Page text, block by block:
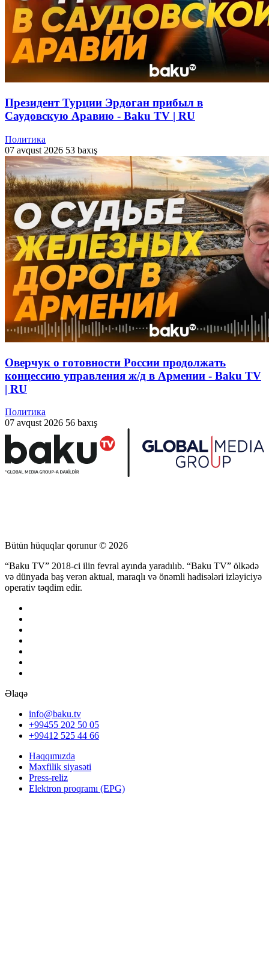
Президент Турции Эрдоган прибыл в
Саудовскую Аравию - Baku TV | RU
Политика
07 avqust 2026 53 baxış
Оверчук о готовности России продолжать
концессию управления ж/д в Армении - Baku TV
| RU
Политика
07 avqust 2026 56 baxış
Bütün hüquqlar qorunur © 2026
“Baku TV” 2018-ci ilin fevral ayında yaradılıb. “Baku TV” ölkədə
və dünyada baş verən aktual, maraqlı və önəmli hadisələri izləyiciyə
operativ təqdim edir.
Əlaqə
info@baku.tv
+99455 202 50 05
+99412 525 44 66
Haqqımızda
Məxfilik siyasəti
Press-reliz
Elektron proqramı (EPG)